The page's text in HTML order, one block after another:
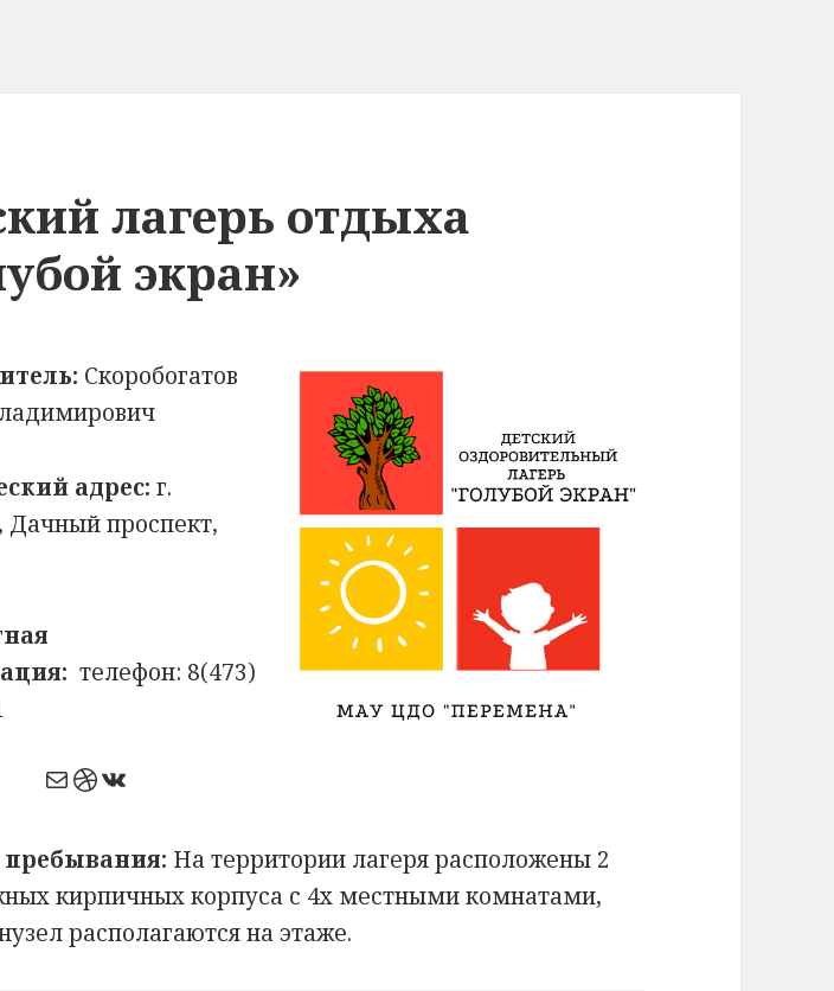
лагерь отдыха
экран»
Скоробогатов
адрес: г.
Дачный проспект,
телефон: 8(473)
Почта Dribbble ВКонтакте
пребывания: На территории лагеря расположены 2
кирпичных корпуса с 4х местными комнатами,
располагаются на этаже.